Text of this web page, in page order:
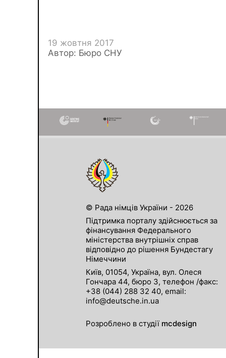
19 жовтня 2017
Автор: Бюро СНУ
© Рада німців України - 2026
Підтримка порталу здійснюється за
фінансування Федерального
міністерства внутрішніх справ
відповідно до рішення Бундестагу
Німеччини
Київ, 01054, Україна, вул. Олеся
Гончара 44, бюро 3, телефон /факс:
+38 (044) 288 32 40, email:
info@deutsche.in.ua
Розроблено в студії mcdesign